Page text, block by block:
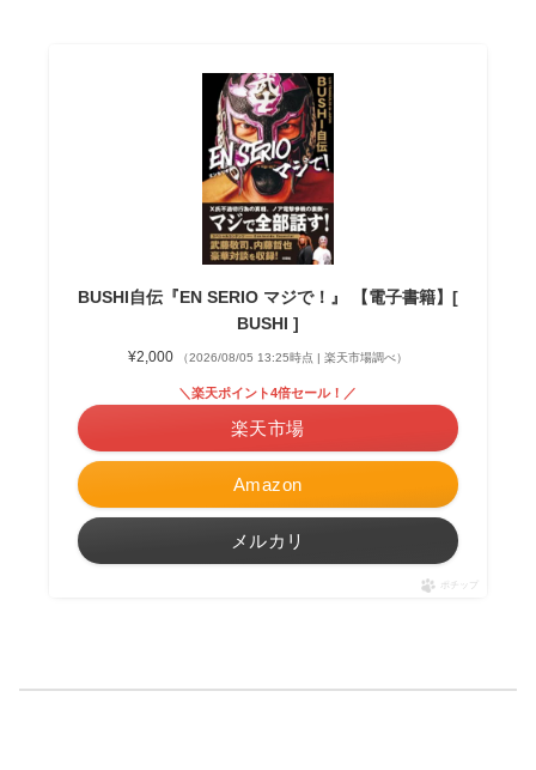
BUSHI自伝『EN SERIO マジで！』 【電子書籍】[
BUSHI ]
¥2,000 （2026/08/05 13:25時点 | 楽天市場調べ）
Amazon
＼楽天ポイント4倍セール！／
楽天市場
メルカリ
ポチップ